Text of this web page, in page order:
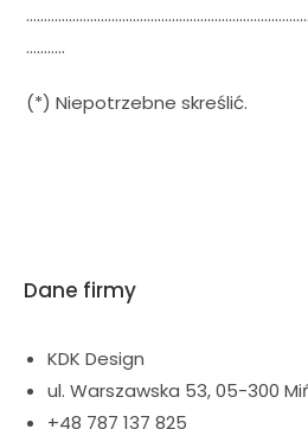
………..
(*) Niepotrzebne skreślić.
Dane firmy
KDK Design
ul. Warszawska 53, 05-300
+48 787 137 825